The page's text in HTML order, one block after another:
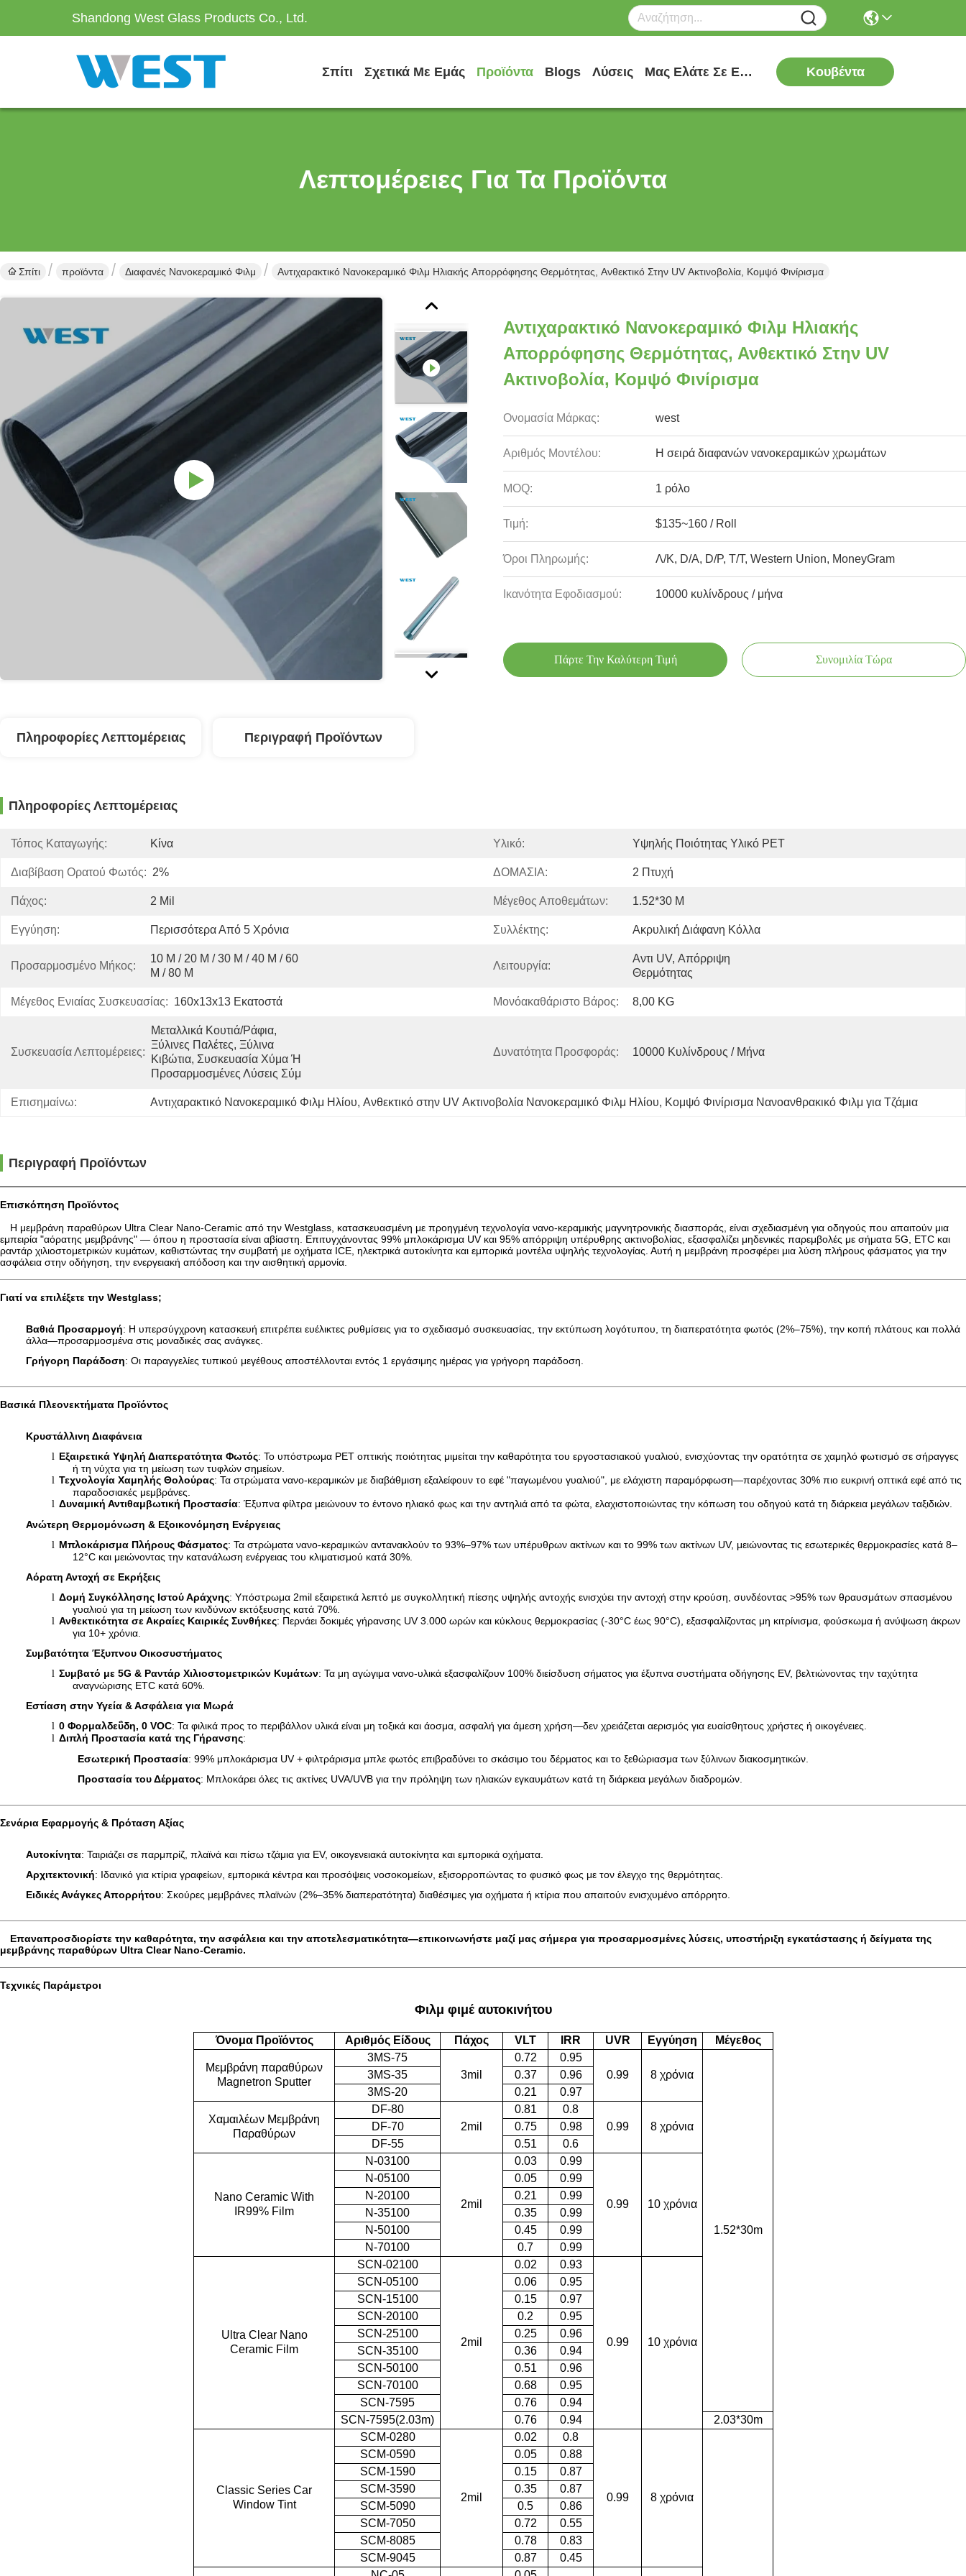
Shandong West Glass Products Co., Ltd.
Σπίτι Σχετικά Με Εμάς Προϊόντα Blogs Λύσεις Μας Ελάτε Σε Επαφή Με Κουβέντα
Λεπτομέρειες Για Τα Προϊόντα
Σπίτι προϊόντα Διαφανές Νανοκεραμικό Φιλμ Αντιχαρακτικό Νανοκεραμικό Φιλμ Ηλιακής Απορρόφησης Θερμότητας, Ανθεκτικό Στην UV Ακτινοβολία, Κομψό Φινίρισμα
Αντιχαρακτικό Νανοκεραμικό Φιλμ Ηλιακής
Απορρόφησης Θερμότητας, Ανθεκτικό Στην UV
Ακτινοβολία, Κομψό Φινίρισμα
Ονομασία Μάρκας: west
Αριθμός Μοντέλου: Η σειρά διαφανών νανοκεραμικών χρωμάτων
MOQ: 1 ρόλο
Τιμή: $135~160 / Roll
Όροι Πληρωμής: Λ/Κ, D/A, D/P, T/T, Western Union, MoneyGram
Ικανότητα Εφοδιασμού: 10000 κυλίνδρους / μήνα
Πάρτε Την Καλύτερη Τιμή Συνομιλία Τώρα
Πληροφορίες Λεπτομέρειας Περιγραφή Προϊόντων
Πληροφορίες Λεπτομέρειας
Τόπος Καταγωγής: Κίνα Υλικό: Υψηλής Ποιότητας Υλικό PET
Διαβίβαση Ορατού Φωτός: 2% ΔΟΜΑΣΙΑ: 2 Πτυχή
Πάχος: 2 Mil Μέγεθος Αποθεμάτων: 1.52*30 Μ
Εγγύηση: Περισσότερα Από 5 Χρόνια Συλλέκτης: Ακρυλική Διάφανη Κόλλα
Προσαρμοσμένο Μήκος:
10 Μ / 20 Μ / 30 Μ / 40 Μ / 60
Μ / 80 Μ
Λειτουργία:
Αντι UV, Απόρριψη
Θερμότητας
Μέγεθος Ενιαίας Συσκευασίας: 160x13x13 Εκατοστά Μονόακαθάριστο Βάρος: 8,00 KG
Συσκευασία Λεπτομέρειες:
Μεταλλικά Κουτιά/ράφια,
Ξύλινες Παλέτες, Ξύλινα
Κιβώτια, Συσκευασία Χύμα Ή
Προσαρμοσμένες Λύσεις Σύμ
Δυνατότητα Προσφοράς: 10000 Κυλίνδρους / Μήνα
Επισημαίνω: Αντιχαρακτικό Νανοκεραμικό Φιλμ Ηλίου, Ανθεκτικό στην UV Ακτινοβολία Νανοκεραμικό Φιλμ Ηλίου, Κομψό Φινίρισμα Νανοανθρακικό Φιλμ για Τζάμια
Περιγραφή Προϊόντων
Επισκόπηση Προϊόντος
Η μεμβράνη παραθύρων Ultra Clear Nano-Ceramic από την Westglass, κατασκευασμένη με προηγμένη τεχνολογία νανο-κεραμικής μαγνητρονικής διασποράς, είναι σχεδιασμένη για οδηγούς που απαιτούν μια
εμπειρία "αόρατης μεμβράνης" — όπου η προστασία είναι αβίαστη. Επιτυγχάνοντας 99% μπλοκάρισμα UV και 95% απόρριψη υπέρυθρης ακτινοβολίας, εξασφαλίζει μηδενικές παρεμβολές με σήματα 5G, ETC και
ραντάρ χιλιοστομετρικών κυμάτων, καθιστώντας την συμβατή με οχήματα ICE, ηλεκτρικά αυτοκίνητα και εμπορικά μοντέλα υψηλής τεχνολογίας. Αυτή η μεμβράνη προσφέρει μια λύση πλήρους φάσματος για την
ασφάλεια στην οδήγηση, την ενεργειακή απόδοση και την αισθητική αρμονία.
Γιατί να επιλέξετε την Westglass;
Βαθιά Προσαρμογή: Η υπερσύγχρονη κατασκευή επιτρέπει ευέλικτες ρυθμίσεις για το σχεδιασμό συσκευασίας, την εκτύπωση λογότυπου, τη διαπερατότητα φωτός (2%–75%), την κοπή πλάτους και πολλά
άλλα—προσαρμοσμένα στις μοναδικές σας ανάγκες.
Γρήγορη Παράδοση: Οι παραγγελίες τυπικού μεγέθους αποστέλλονται εντός 1 εργάσιμης ημέρας για γρήγορη παράδοση.
Βασικά Πλεονεκτήματα Προϊόντος
Κρυστάλλινη Διαφάνεια
l Εξαιρετικά Υψηλή Διαπερατότητα Φωτός: Το υπόστρωμα PET οπτικής ποιότητας μιμείται την καθαρότητα του εργοστασιακού γυαλιού, ενισχύοντας την ορατότητα σε χαμηλό φωτισμό σε σήραγγες
ή τη νύχτα για τη μείωση των τυφλών σημείων.
l Τεχνολογία Χαμηλής Θολούρας: Τα στρώματα νανο-κεραμικών με διαβάθμιση εξαλείφουν το εφέ "παγωμένου γυαλιού", με ελάχιστη παραμόρφωση—παρέχοντας 30% πιο ευκρινή οπτικά εφέ από τις
παραδοσιακές μεμβράνες.
l Δυναμική Αντιθαμβωτική Προστασία: Έξυπνα φίλτρα μειώνουν το έντονο ηλιακό φως και την αντηλιά από τα φώτα, ελαχιστοποιώντας την κόπωση του οδηγού κατά τη διάρκεια μεγάλων ταξιδιών.
Ανώτερη Θερμομόνωση & Εξοικονόμηση Ενέργειας
l Μπλοκάρισμα Πλήρους Φάσματος: Τα στρώματα νανο-κεραμικών αντανακλούν το 93%–97% των υπέρυθρων ακτίνων και το 99% των ακτίνων UV, μειώνοντας τις εσωτερικές θερμοκρασίες κατά 8–
12°C και μειώνοντας την κατανάλωση ενέργειας του κλιματισμού κατά 30%.
Αόρατη Αντοχή σε Εκρήξεις
l Δομή Συγκόλλησης Ιστού Αράχνης: Υπόστρωμα 2mil εξαιρετικά λεπτό με συγκολλητική πίεσης υψηλής αντοχής ενισχύει την αντοχή στην κρούση, συνδέοντας >95% των θραυσμάτων σπασμένου
γυαλιού για τη μείωση των κινδύνων εκτόξευσης κατά 70%.
l Ανθεκτικότητα σε Ακραίες Καιρικές Συνθήκες: Περνάει δοκιμές γήρανσης UV 3.000 ωρών και κύκλους θερμοκρασίας (-30°C έως 90°C), εξασφαλίζοντας μη κιτρίνισμα, φούσκωμα ή ανύψωση άκρων
για 10+ χρόνια.
Συμβατότητα Έξυπνου Οικοσυστήματος
l Συμβατό με 5G & Ραντάρ Χιλιοστομετρικών Κυμάτων: Τα μη αγώγιμα νανο-υλικά εξασφαλίζουν 100% διείσδυση σήματος για έξυπνα συστήματα οδήγησης EV, βελτιώνοντας την ταχύτητα
αναγνώρισης ETC κατά 60%.
Εστίαση στην Υγεία & Ασφάλεια για Μωρά
l 0 Φορμαλδεΰδη, 0 VOC: Τα φιλικά προς το περιβάλλον υλικά είναι μη τοξικά και άοσμα, ασφαλή για άμεση χρήση—δεν χρειάζεται αερισμός για ευαίσθητους χρήστες ή οικογένειες.
l Διπλή Προστασία κατά της Γήρανσης:
Εσωτερική Προστασία: 99% μπλοκάρισμα UV + φιλτράρισμα μπλε φωτός επιβραδύνει το σκάσιμο του δέρματος και το ξεθώριασμα των ξύλινων διακοσμητικών.
Προστασία του Δέρματος: Μπλοκάρει όλες τις ακτίνες UVA/UVB για την πρόληψη των ηλιακών εγκαυμάτων κατά τη διάρκεια μεγάλων διαδρομών.
Σενάρια Εφαρμογής & Πρόταση Αξίας
Αυτοκίνητα: Ταιριάζει σε παρμπρίζ, πλαϊνά και πίσω τζάμια για EV, οικογενειακά αυτοκίνητα και εμπορικά οχήματα.
Αρχιτεκτονική: Ιδανικό για κτίρια γραφείων, εμπορικά κέντρα και προσόψεις νοσοκομείων, εξισορροπώντας το φυσικό φως με τον έλεγχο της θερμότητας.
Ειδικές Ανάγκες Απορρήτου: Σκούρες μεμβράνες πλαϊνών (2%–35% διαπερατότητα) διαθέσιμες για οχήματα ή κτίρια που απαιτούν ενισχυμένο απόρρητο.
Επαναπροσδιορίστε την καθαρότητα, την ασφάλεια και την αποτελεσματικότητα—επικοινωνήστε μαζί μας σήμερα για προσαρμοσμένες λύσεις, υποστήριξη εγκατάστασης ή δείγματα της
μεμβράνης παραθύρων Ultra Clear Nano-Ceramic.
Τεχνικές Παράμετροι
Φιλμ φιμέ αυτοκινήτου
Όνομα Προϊόντος Αριθμός Είδους Πάχος VLT IRR UVR Εγγύηση Μέγεθος
Μεμβράνη παραθύρων
Magnetron Sputter
3MS-75
3mil
0.72
0.95
0.99
8 χρόνια
1.52*30m
3MS-35 0.37
0.96
3MS-20
0.21 0.97
Χαμαιλέων Μεμβράνη
Παραθύρων
DF-80
2mil
0.81
0.8
0.99
8 χρόνια
DF-70 0.75
0.98
DF-55
0.51 0.6
Nano Ceramic With
IR99% Film
N-03100
2mil
0.03 0.99
0.99 10 χρόνια
N-05100 0.05
0.99
N-20100
0.21
0.99
N-35100
0.35
0.99
N-50100
0.45
0.99
N-70100
0.7 0.99
Ultra Clear Nano
Ceramic Film
SCN-02100
2mil
0.02 0.93
0.99 10 χρόνια
SCN-05100 0.06
0.95
SCN-15100
0.15
0.97
SCN-20100
0.2
0.95
SCN-25100
0.25
0.96
SCN-35100
0.36
0.94
SCN-50100
0.51
0.96
SCN-70100
0.68
0.95
SCN-7595
0.76
0.94
SCN-7595(2.03m) 0.76 0.94 2.03*30m
Classic Series Car
Window Tint
SCM-0280
2mil
0.02 0.8
0.99 8 χρόνια
SCM-0590 0.05
0.88
SCM-1590
0.15
0.87
SCM-3590
0.35
0.87
SCM-5090
0.5
0.86
SCM-7050
0.72
0.55
SCM-8085
0.78
0.83
SCM-9045
0.87
0.45